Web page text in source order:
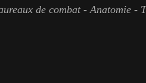
de combat - Anatomie -